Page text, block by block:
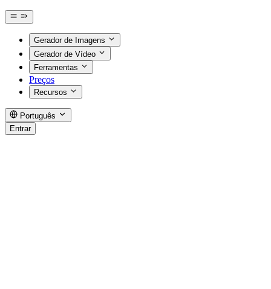
Gerador de Imagens
Gerador de Vídeo
Ferramentas
Preços
Recursos
Português
Entrar